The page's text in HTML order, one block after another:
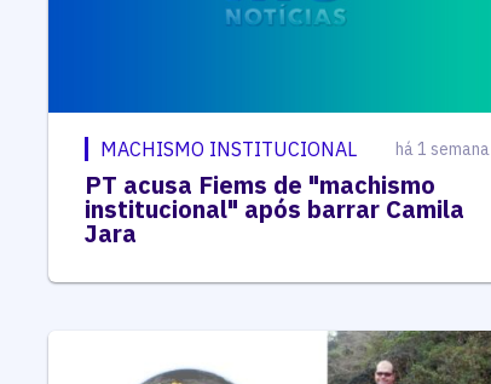
MACHISMO INSTITUCIONAL há 1 semana
PT acusa Fiems de "machismo
institucional" após barrar Camila
Jara